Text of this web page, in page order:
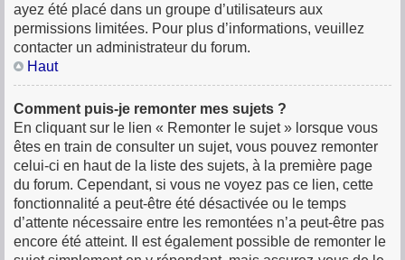
ayez été placé dans un groupe d’utilisateurs aux
permissions limitées. Pour plus d’informations, veuillez
contacter un administrateur du forum.
Haut
Comment puis-je remonter mes sujets ?
En cliquant sur le lien « Remonter le sujet » lorsque vous
êtes en train de consulter un sujet, vous pouvez remonter
celui-ci en haut de la liste des sujets, à la première page
du forum. Cependant, si vous ne voyez pas ce lien, cette
fonctionnalité a peut-être été désactivée ou le temps
d’attente nécessaire entre les remontées n’a peut-être pas
encore été atteint. Il est également possible de remonter le